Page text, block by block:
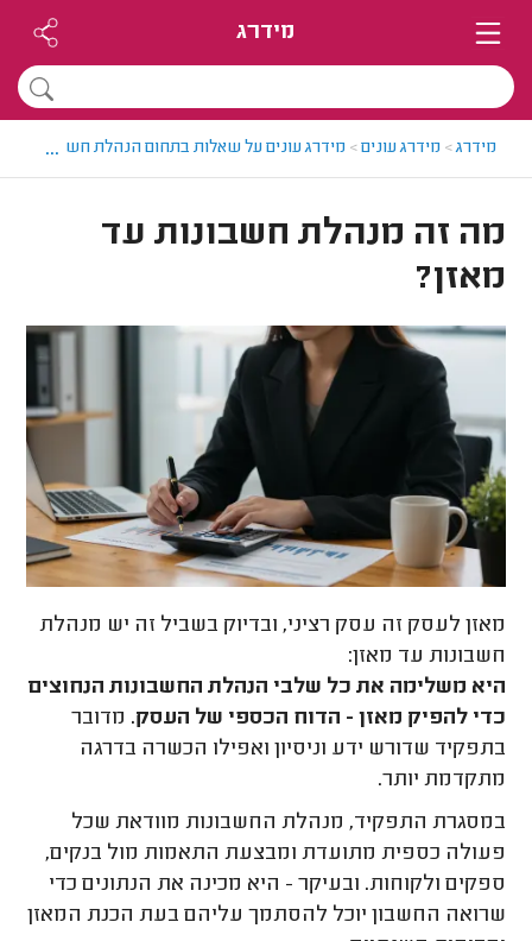
מידרג
מידרג> מידרג עונים> מידרג עונים על שאלות בתחום הנהלת חשבונות
...
מה זה מנהלת חשבונות עד
מאזן?
מאזן לעסק זה עסק רציני, ובדיוק בשביל זה יש מנהלת
חשבונות עד מאזן:
היא משלימה את כל שלבי הנהלת החשבונות הנחוצים
כדי להפיק מאזן - הדוח הכספי של העסק. מדובר
בתפקיד שדורש ידע וניסיון ואפילו הכשרה בדרגה
מתקדמת יותר.
במסגרת התפקיד, מנהלת החשבונות מוודאת שכל
פעולה כספית מתועדת ומבצעת התאמות מול בנקים,
ספקים ולקוחות. ובעיקר - היא מכינה את הנתונים כדי
שרואה החשבון יוכל להסתמך עליהם בעת הכנת המאזן